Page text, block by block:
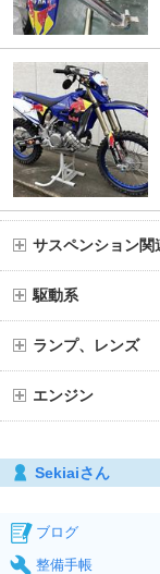
サスペンション関
駆動系
ランプ、レンズ
エンジン
Sekiaiさん
ブログ
整備手帳